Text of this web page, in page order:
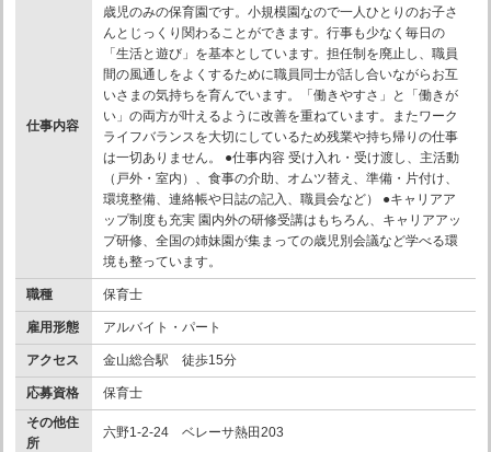
仕事内容
歳児のみの保育園です。小規模園なので一人ひとりのお子さ
んとじっくり関わることができます。行事も少なく毎日の
「生活と遊び」を基本としています。担任制を廃止し、職員
間の風通しをよくするために職員同士が話し合いながらお互
いさまの気持ちを育んでいます。「働きやすさ」と「働きが
い」の両方が叶えるように改善を重ねています。またワーク
ライフバランスを大切にしているため残業や持ち帰りの仕事
は一切ありません。 ●仕事内容 受け入れ・受け渡し、主活動
（戸外・室内）、食事の介助、オムツ替え、準備・片付け、
環境整備、連絡帳や日誌の記入、職員会など） ●キャリアア
ップ制度も充実 園内外の研修受講はもちろん、キャリアアッ
プ研修、全国の姉妹園が集まっての歳児別会議など学べる環
境も整っています。
職種 保育士
雇用形態 アルバイト・パート
アクセス 金山総合駅 徒歩15分
応募資格
保育士
その他住
所
六野1-2-24 ベレーサ熱田203